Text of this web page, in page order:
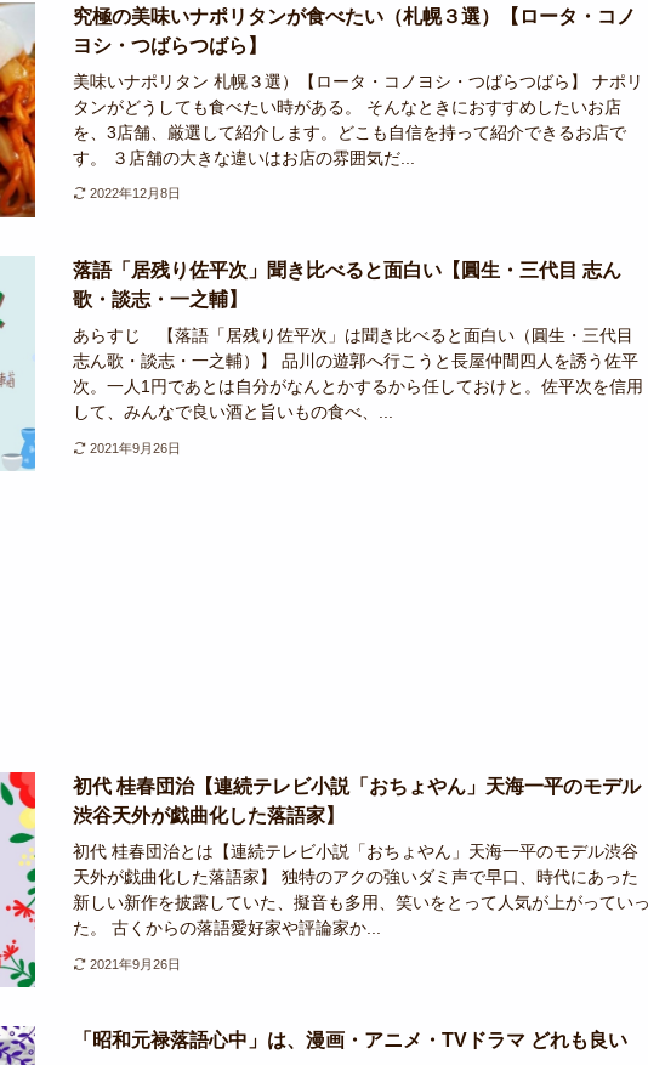
究極の美味いナポリタンが食べたい（札幌３選）【ロータ・コノ
ヨシ・つばらつばら】
美味いナポリタン 札幌３選）【ロータ・コノヨシ・つばらつばら】 ナポリ
タンがどうしても食べたい時がある。 そんなときにおすすめしたいお店
を、3店舗、厳選して紹介します。どこも自信を持って紹介できるお店で
す。 ３店舗の大きな違いはお店の雰囲気だ...
2022年12月8日
落語「居残り佐平次」聞き比べると面白い【圓生・三代目 志ん
歌・談志・一之輔】
あらすじ 【落語「居残り佐平次」は聞き比べると面白い（圓生・三代目
志ん歌・談志・一之輔）】 品川の遊郭へ行こうと長屋仲間四人を誘う佐平
次。一人1円であとは自分がなんとかするから任しておけと。佐平次を信用
して、みんなで良い酒と旨いもの食べ、...
2021年9月26日
初代 桂春団治【連続テレビ小説「おちょやん」天海一平のモデル
渋谷天外が戯曲化した落語家】
初代 桂春団治とは【連続テレビ小説「おちょやん」天海一平のモデル渋谷
天外が戯曲化した落語家】 独特のアクの強いダミ声で早口、時代にあった
新しい新作を披露していた、擬音も多用、笑いをとって人気が上がってい
た。 古くからの落語愛好家や評論家か...
2021年9月26日
「昭和元禄落語心中」は、漫画・アニメ・TVドラマ どれも良い